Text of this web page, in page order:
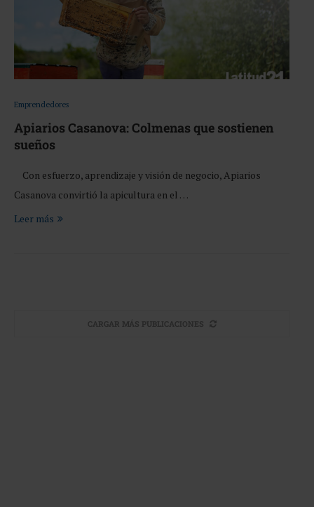
Emprendedores
Apiarios Casanova: Colmenas que sostienen
sueños
Con esfuerzo, aprendizaje y visión de negocio, Apiarios
Casanova convirtió la apicultura en el …
Leer más
CARGAR MÁS PUBLICACIONES